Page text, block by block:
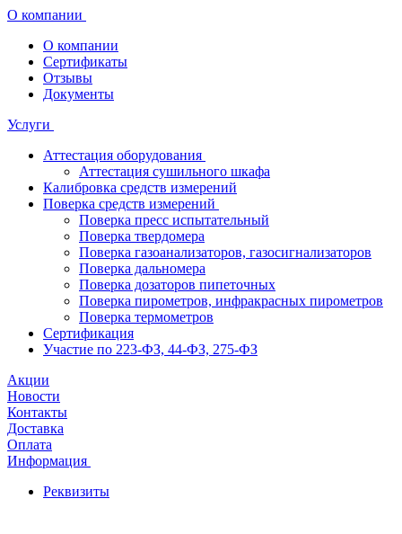
О компании
О компании
Сертификаты
Отзывы
Документы
Услуги
Аттестация оборудования
Аттестация сушильного шкафа
Калибровка средств измерений
Поверка средств измерений
Поверка пресс испытательный
Поверка твердомера
Поверка газоанализаторов, газосигнализаторов
Поверка дальномера
Поверка дозаторов пипеточных
Поверка пирометров, инфракрасных пирометров
Поверка термометров
Сертификация
Участие по 223-ФЗ, 44-ФЗ, 275-ФЗ
Акции
Новости
Контакты
Доставка
Оплата
Информация
Реквизиты